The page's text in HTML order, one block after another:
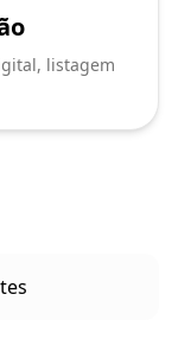
listagem